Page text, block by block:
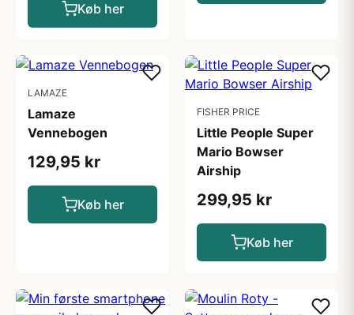
Køb her
LAMAZE
Lamaze
Vennebogen
129,95 kr
Køb her
FISHER PRICE
Little People Super
Mario Bowser
Airship
299,95 kr
Køb her